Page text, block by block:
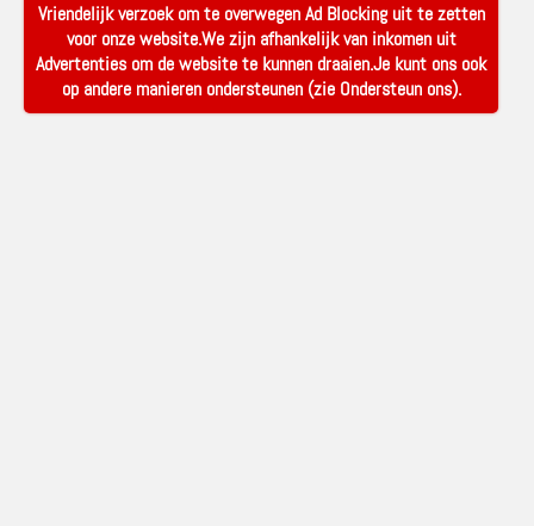
Vriendelijk verzoek om te overwegen Ad Blocking uit te zetten
voor onze website.We zijn afhankelijk van inkomen uit
Advertenties om de website te kunnen draaien.Je kunt ons ook
op andere manieren ondersteunen (zie Ondersteun ons).